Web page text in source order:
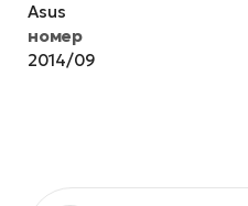
Asus
номер
2014/09